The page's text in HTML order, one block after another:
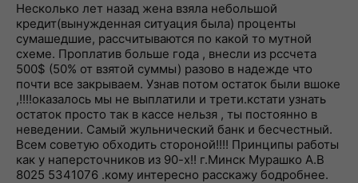
Несколько лет назад жена взяла небольшой
кредит(вынужденная ситуация была) проценты
сумашедшие, рассчитываются по какой то мутной
схеме. Проплатив больше года , внесли из рссчета
500$ (50% от взятой суммы) разово в надежде что
почти все закрываем. Узнав потом остаток были вшоке
,!!!!оказалось мы не выплатили и трети.кстати узнать
остаток просто так в кассе нельзя , ты постоянно в
неведении. Самый жульнический банк и бесчестный.
Всем советую обходить стороной!!!! Принципы работы
как у наперсточников из 90-х!! г.Минск Мурашко А.В
8025 5341076 .кому интересно расскажу бодробнее.